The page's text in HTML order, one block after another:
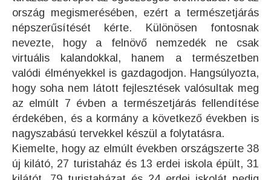
ország megismerésében, ezért a természetjárás
népszerűsítését kérte. Különösen fontosnak
nevezte, hogy a felnövő nemzedék ne csak
virtuális kalandokkal, hanem a természetben
valódi élményekkel is gazdagodjon. Hangsúlyozta,
hogy soha nem látott fejlesztések valósultak meg
az elmúlt 7 évben a természetjárás fellendítése
érdekében, és a kormány a következő években is
nagyszabású tervekkel készül a folytatásra.
Kiemelte, hogy az elmúlt években országszerte 38
új kilátó, 27 turistaház és 13 erdei iskola épült, 31